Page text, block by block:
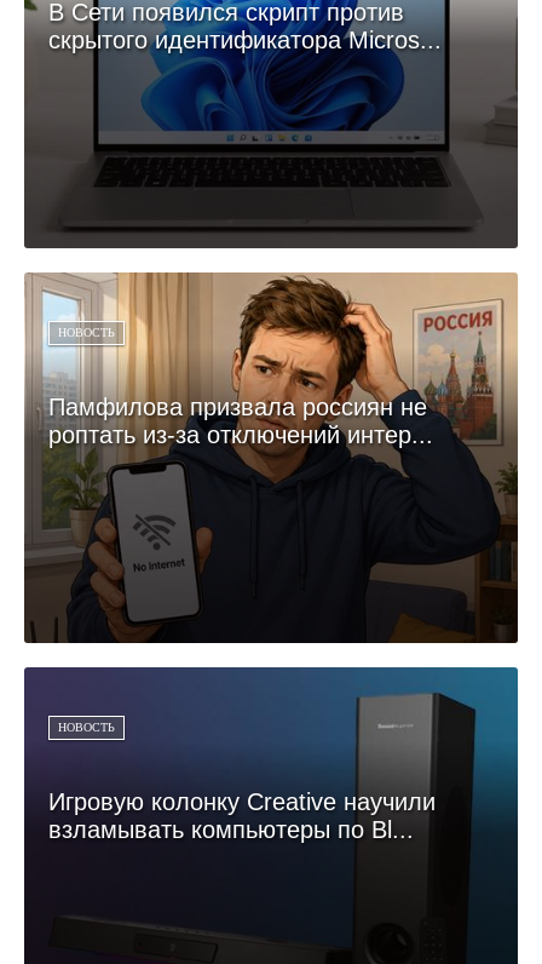
В Сети появился скрипт против
скрытого идентификатора Micros...
НОВОСТЬ
Памфилова призвала россиян не
роптать из-за отключений интер...
НОВОСТЬ
Игровую колонку Creative научили
взламывать компьютеры по Bl...